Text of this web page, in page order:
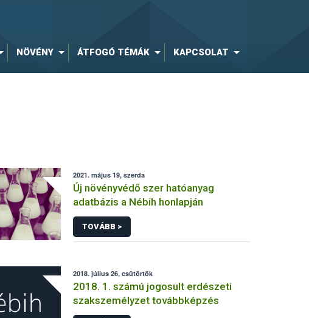
NÖVÉNY ÁTFOGÓ TÉMÁK KAPCSOLAT
2021. május 19, szerda
Új növényvédő szer hatóanyag
adatbázis a Nébih honlapján
TOVÁBB >
2018. július 26, csütörtök
2018. 1. számú jogosult erdészeti
szakszemélyzet továbbképzés